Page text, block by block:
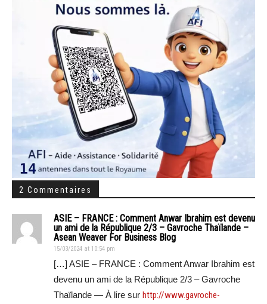
2 Commentaires
ASIE – FRANCE : Comment Anwar Ibrahim est devenu
un ami de la République 2/3 – Gavroche Thaïlande –
Asean Weaver For Business Blog
15/03/2024 at 10:54 pm
[…] ASIE – FRANCE : Comment Anwar Ibrahim est
devenu un ami de la République 2/3 – Gavroche
Thaïlande — À lire sur http://www.gavroche-